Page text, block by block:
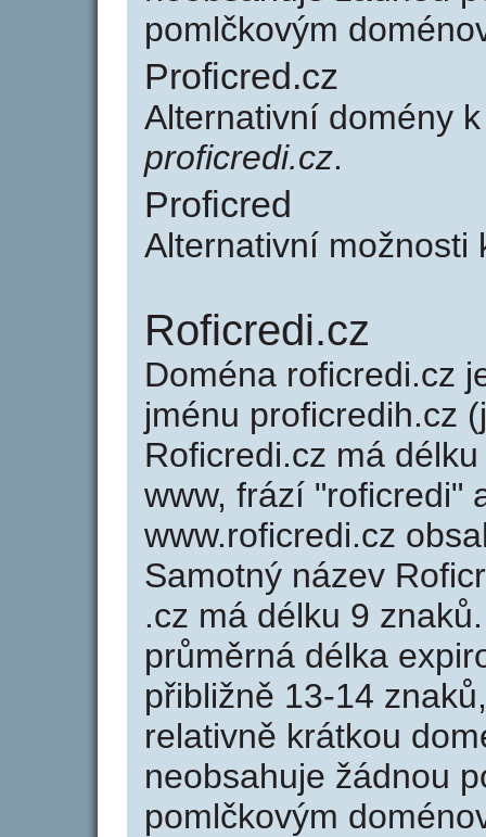
pomlčkovým
Proficred.cz
Alternativní domény
proficredi.cz.
Proficred
Alternativní
Roficredi.cz
Doména roficredi.cz
jménu proficredih.cz
Roficredi.cz má
www, frází "roficredi"
www.roficredi.cz
Samotný název
.cz má délku 9
průměrná délka
přibližně 13-14
relativně krátkou
neobsahuje žádnou
pomlčkovým